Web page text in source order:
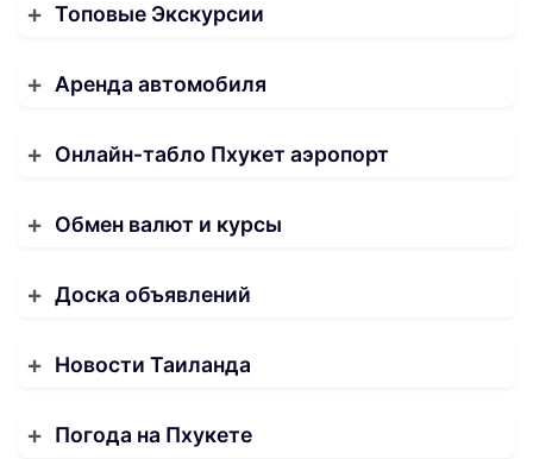
Топовые Экскурсии
Аренда автомобиля
Онлайн-табло Пхукет аэропорт
Обмен валют и курсы
Доска объявлений
Новости Таиланда
Погода на Пхукете